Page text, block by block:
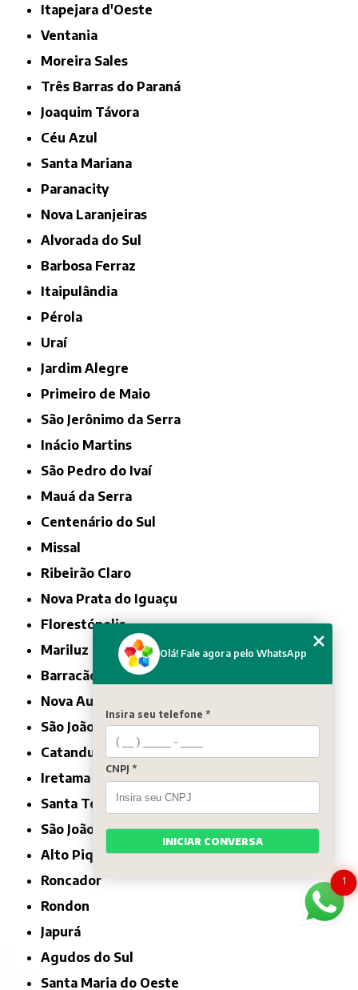
Itapejara d'Oeste
Ventania
Moreira Sales
Três Barras do Paraná
Joaquim Távora
Céu Azul
Santa Mariana
Paranacity
Nova Laranjeiras
Alvorada do Sul
Barbosa Ferraz
Itaipulândia
Pérola
Uraí
Jardim Alegre
Primeiro de Maio
São Jerônimo da Serra
Inácio Martins
São Pedro do Ivaí
Mauá da Serra
Centenário do Sul
Missal
Ribeirão Claro
Nova Prata do Iguaçu
Florestópolis
Mariluz
Barracão
Nova Aurora
São João
Catanduvas
Iretama
Santa Tereza do Oeste
São João do Ivaí
Alto Piquiri
Roncador
Rondon
Japurá
Agudos do Sul
Santa Maria do Oeste
1
Olá! Fale agora pelo WhatsApp
Insira seu telefone *
CNPJ *
INICIAR CONVERSA